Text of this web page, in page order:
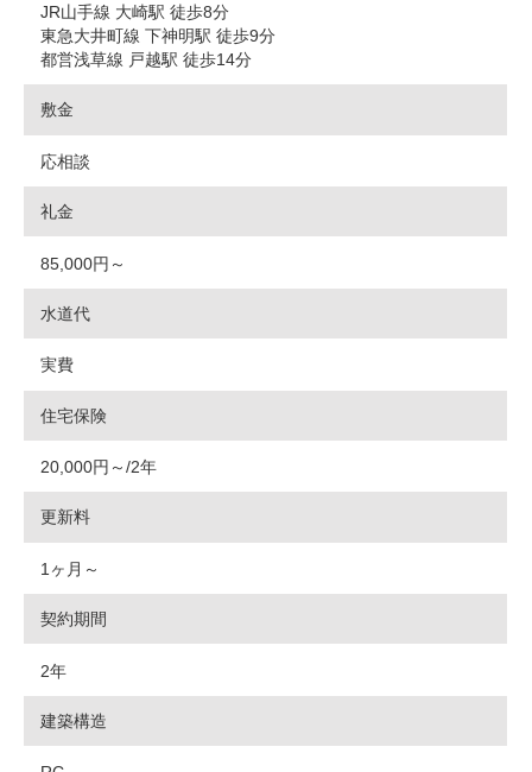
JR山手線 大崎駅 徒歩8分
東急大井町線 下神明駅 徒歩9分
都営浅草線 戸越駅 徒歩14分
敷金
応相談
礼金
85,000円～
水道代
実費
住宅保険
20,000円～/2年
更新料
1ヶ月～
契約期間
2年
建築構造